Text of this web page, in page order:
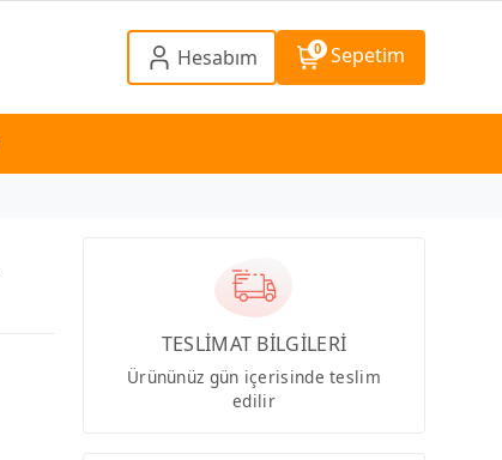
Hesabım 0 Sepetim
TESLİMAT BİLGİLERİ
Ürününüz gün içerisinde teslim
edilir